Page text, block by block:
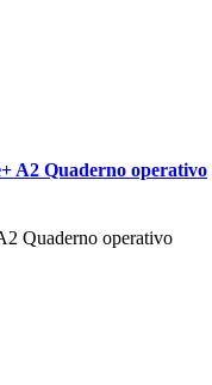
A2 Quaderno operativo
Quaderno operativo